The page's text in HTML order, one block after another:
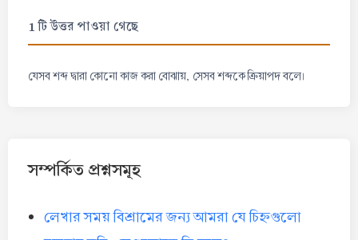
1 টি উত্তর পাওয়া গেছে
যেসব শব্দ দ্বারা কোনো কাজ করা বোঝায়, সেসব শব্দকে ক্রিয়াপদ বলে।
সম্পর্কিত প্রশ্নসমূহ
লেখার সময় বিশ্রামের জন্য আমরা যে চিহ্নগুলো